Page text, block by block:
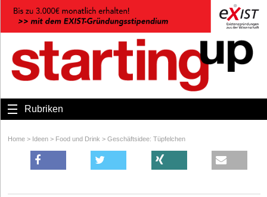
Rubriken
Home > Ideen > Food und Drink > Geschäftsidee: Tüpfelchen